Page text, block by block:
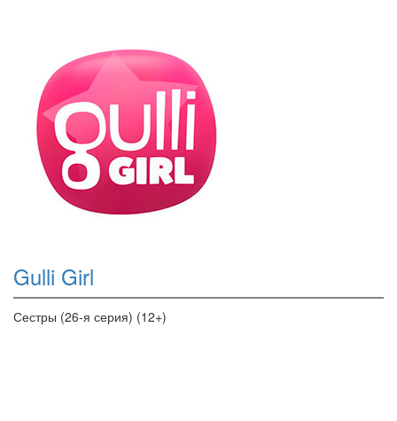
Gulli Girl
Сестры (26-я серия) (12+)